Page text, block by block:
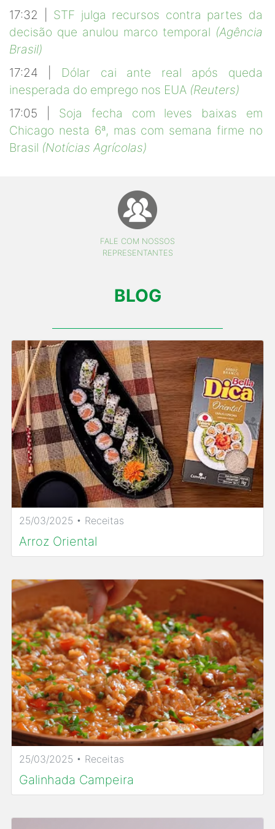
17:32 | STF julga recursos contra partes da
decisão que anulou marco temporal (Agência
Brasil)
17:24 | Dólar cai ante real após queda
inesperada do emprego nos EUA (Reuters)
17:05 | Soja fecha com leves baixas em
Chicago nesta 6ª, mas com semana firme no
Brasil (Notícias Agrícolas)
FALE COM NOSSOS
REPRESENTANTES
BLOG
25/03/2025 • Receitas
Arroz Oriental
25/03/2025 • Receitas
Galinhada Campeira